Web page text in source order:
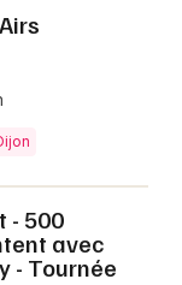
- 500
avec
- Tournée